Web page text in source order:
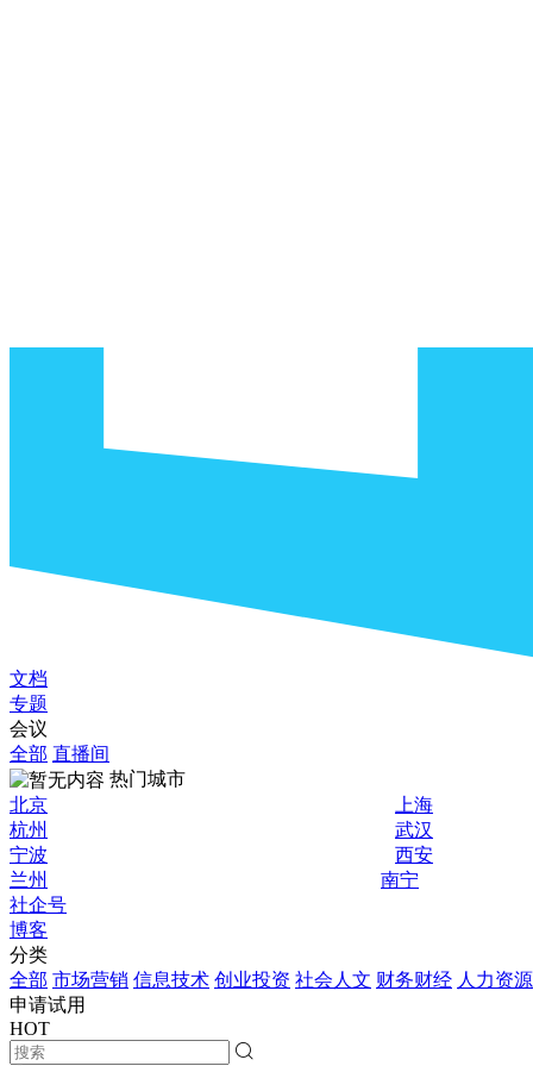
文档
专题
会议
全部 直播间
热门城市
北京
上海
杭州
武汉
宁波
西安
兰州
南宁
社企号
博客
分类
全部 市场营销 信息技术 创业投资 社会人文 财务财经 人力资源
申请试用
HOT